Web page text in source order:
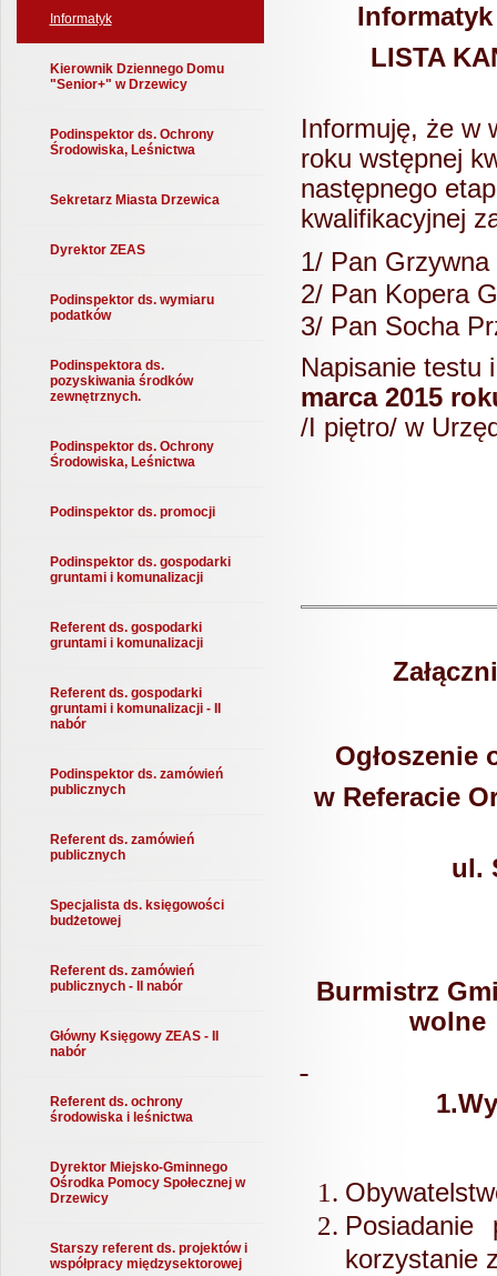
Informatyk
Kierownik Dziennego Domu
"Senior+" w Drzewicy
Podinspektor ds. Ochrony
Środowiska, Leśnictwa
Sekretarz Miasta Drzewica
Dyrektor ZEAS
Podinspektor ds. wymiaru
podatków
Podinspektora ds.
pozyskiwania środków
zewnętrznych.
Podinspektor ds. Ochrony
Środowiska, Leśnictwa
Podinspektor ds. promocji
Podinspektor ds. gospodarki
gruntami i komunalizacji
Referent ds. gospodarki
gruntami i komunalizacji
Referent ds. gospodarki
gruntami i komunalizacji - II
nabór
Podinspektor ds. zamówień
publicznych
Referent ds. zamówień
publicznych
Specjalista ds. księgowości
budżetowej
Referent ds. zamówień
publicznych - II nabór
Główny Księgowy ZEAS - II
nabór
Referent ds. ochrony
środowiska i leśnictwa
Dyrektor Miejsko-Gminnego
Ośrodka Pomocy Społecznej w
Drzewicy
Starszy referent ds. projektów i
współpracy międzysektorowej
LISTA
Informuję, że w
roku wstępnej
następnego
kwalifikacyjnej
1/ Pan
2/ Pan Kopera
3/ Pan Socha
Napisanie testu
marca 2015
/I piętro/ w
Ogłoszenie
w Referacie
ul.
Burmistrz
Posiadanie
korzystanie